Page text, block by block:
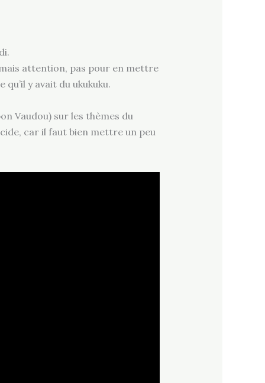
attention, pas pour en mettre
y avait du ukukuku.
Vaudou) sur les thèmes du
car il faut bien mettre un peu